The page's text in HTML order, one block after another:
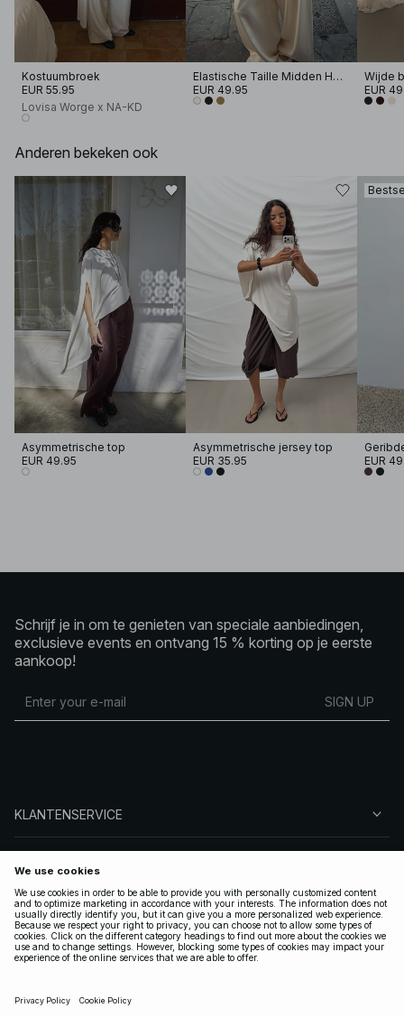
Kostuumbroek
EUR 55.95
Lovisa Worge x NA-KD
Elastische Taille Midden Hoge Satijnen Broek
EUR 49.95
EUR
Anderen bekeken ook
Asymmetrische top
EUR 49.95
Asymmetrische jersey top
EUR 35.95
EUR
Schrijf je in om te genieten van speciale aanbiedingen,
exclusieve events en ontvang 15 % korting op je eerste
aankoop!
SIGN UP
KLANTENSERVICE
VOLG ONS
LEGAAL